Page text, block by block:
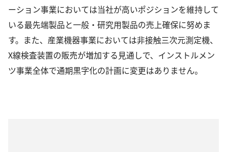
ーション事業においては当社が高いポジションを維持して
いる最先端製品と一般・研究用製品の売上確保に努めま
す。また、産業機器事業においては非接触三次元測定機、
X線検査装置の販売が増加する見通しで、インストルメン
ツ事業全体で通期黒字化の計画に変更はありません。